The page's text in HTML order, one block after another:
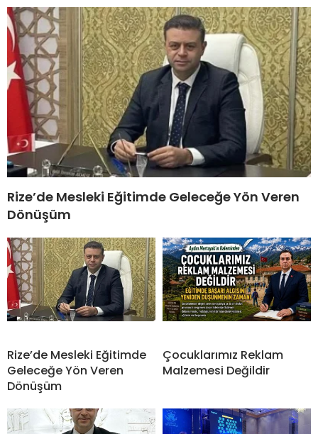
Rize’de Mesleki Eğitimde Geleceğe Yön Veren
Dönüşüm
Rize’de Mesleki Eğitimde
Geleceğe Yön Veren
Dönüşüm
Çocuklarımız Reklam
Malzemesi Değildir